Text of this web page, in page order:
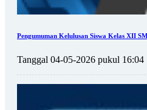
Pengumuman Kelulusan Siswa Kelas XII
Tanggal 04-05-2026 pukul 16:04